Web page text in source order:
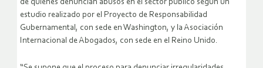
de quienes denuncian abusos en el sector público según un
estudio realizado por el Proyecto de Responsabilidad
Gubernamental, con sede en Washington, y la Asociación
Internacional de Abogados, con sede en el Reino Unido.